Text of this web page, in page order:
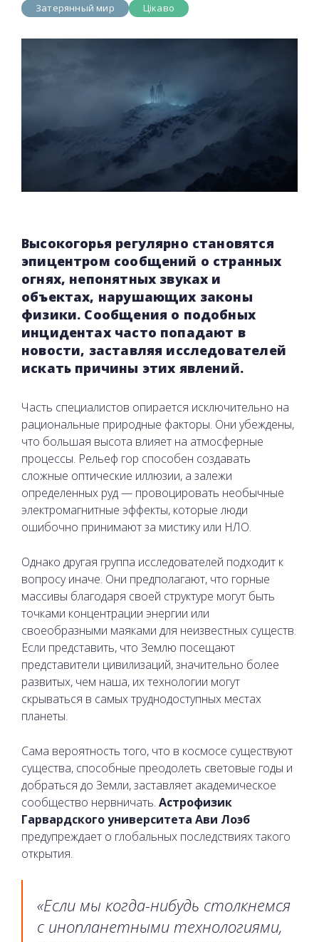
Затерянный мир Цікаво
Высокогорья регулярно становятся
эпицентром сообщений о странных
огнях, непонятных звуках и
объектах, нарушающих законы
физики. Сообщения о подобных
инцидентах часто попадают в
новости, заставляя исследователей
искать причины этих явлений.
Часть специалистов опирается исключительно на
рациональные природные факторы. Они убеждены,
что большая высота влияет на атмосферные
процессы. Рельеф гор способен создавать
сложные оптические иллюзии, а залежи
определенных руд — провоцировать необычные
электромагнитные эффекты, которые люди
ошибочно принимают за мистику или НЛО.
Однако другая группа исследователей подходит к
вопросу иначе. Они предполагают, что горные
массивы благодаря своей структуре могут быть
точками концентрации энергии или
своеобразными маяками для неизвестных существ.
Если представить, что Землю посещают
представители цивилизаций, значительно более
развитых, чем наша, их технологии могут
скрываться в самых труднодоступных местах
планеты.
Сама вероятность того, что в космосе существуют
существа, способные преодолеть световые годы и
добраться до Земли, заставляет академическое
сообщество нервничать. Астрофизик
Гарвардского университета Ави Лоэб
предупреждает о глобальных последствиях такого
открытия.
«Если мы когда-нибудь столкнемся
с инопланетными технологиями,